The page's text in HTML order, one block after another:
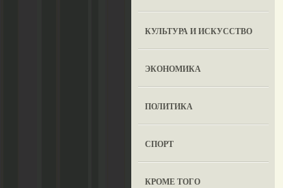
КУЛЬТУРА И ИСКУССТВО
ЭКОНОМИКА
ПОЛИТИКА
СПОРТ
КРОМЕ ТОГО